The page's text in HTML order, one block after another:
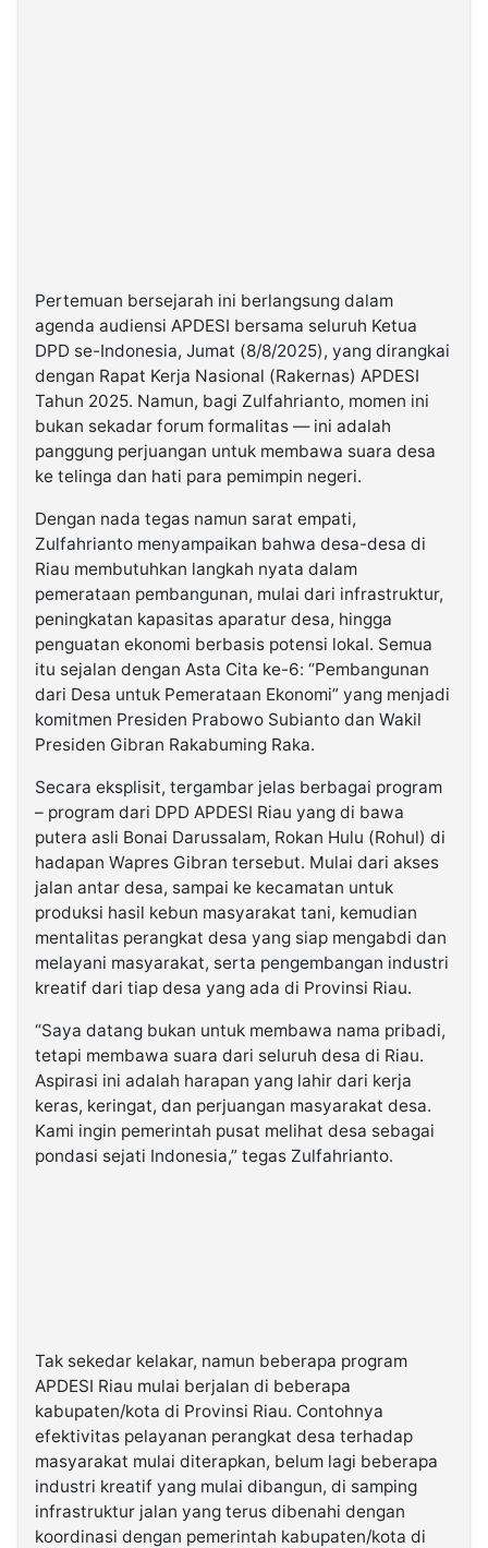
Pertemuan bersejarah ini berlangsung dalam
agenda audiensi APDESI bersama seluruh Ketua
DPD se-Indonesia, Jumat (8/8/2025), yang dirangkai
dengan Rapat Kerja Nasional (Rakernas) APDESI
Tahun 2025. Namun, bagi Zulfahrianto, momen ini
bukan sekadar forum formalitas — ini adalah
panggung perjuangan untuk membawa suara desa
ke telinga dan hati para pemimpin negeri.
Dengan nada tegas namun sarat empati,
Zulfahrianto menyampaikan bahwa desa-desa di
Riau membutuhkan langkah nyata dalam
pemerataan pembangunan, mulai dari infrastruktur,
peningkatan kapasitas aparatur desa, hingga
penguatan ekonomi berbasis potensi lokal. Semua
itu sejalan dengan Asta Cita ke-6: “Pembangunan
dari Desa untuk Pemerataan Ekonomi” yang menjadi
komitmen Presiden Prabowo Subianto dan Wakil
Presiden Gibran Rakabuming Raka.
Secara eksplisit, tergambar jelas berbagai program
– program dari DPD APDESI Riau yang di bawa
putera asli Bonai Darussalam, Rokan Hulu (Rohul) di
hadapan Wapres Gibran tersebut. Mulai dari akses
jalan antar desa, sampai ke kecamatan untuk
produksi hasil kebun masyarakat tani, kemudian
mentalitas perangkat desa yang siap mengabdi dan
melayani masyarakat, serta pengembangan industri
kreatif dari tiap desa yang ada di Provinsi Riau.
“Saya datang bukan untuk membawa nama pribadi,
tetapi membawa suara dari seluruh desa di Riau.
Aspirasi ini adalah harapan yang lahir dari kerja
keras, keringat, dan perjuangan masyarakat desa.
Kami ingin pemerintah pusat melihat desa sebagai
pondasi sejati Indonesia,” tegas Zulfahrianto.
Tak sekedar kelakar, namun beberapa program
APDESI Riau mulai berjalan di beberapa
kabupaten/kota di Provinsi Riau. Contohnya
efektivitas pelayanan perangkat desa terhadap
masyarakat mulai diterapkan, belum lagi beberapa
industri kreatif yang mulai dibangun, di samping
infrastruktur jalan yang terus dibenahi dengan
koordinasi dengan pemerintah kabupaten/kota di